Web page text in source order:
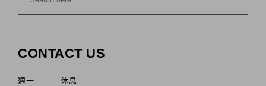
CONTACT US
週一 休息